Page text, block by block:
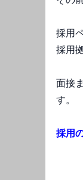
採用
採用
面接
す。
採用